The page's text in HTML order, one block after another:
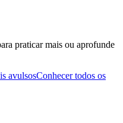
praticar mais ou aprofunde
avulsosConhecer todos os